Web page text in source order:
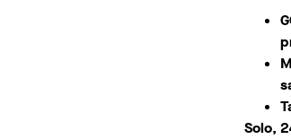
Solo,